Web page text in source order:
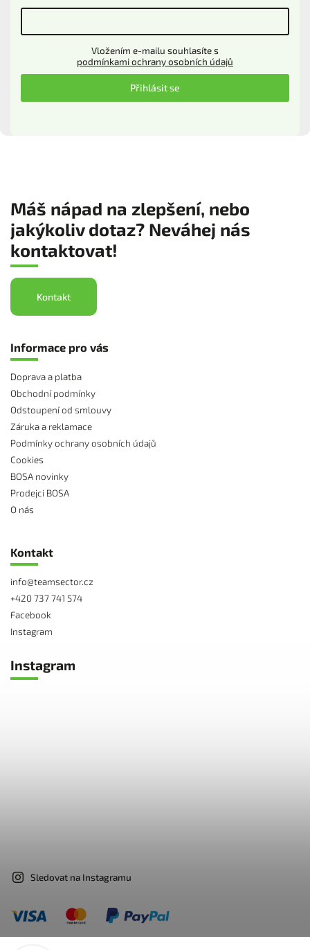
podmínkami ochrany osobních údajů
Přihlásit se
Máš nápad na zlepšení, nebo
jakýkoliv dotaz? Neváhej nás
kontaktovat!
Kontakt
Informace pro vás
Doprava a platba
Obchodní podmínky
Odstoupení od smlouvy
Záruka a reklamace
Podmínky ochrany osobních údajů
Cookies
BOSA novinky
Prodejci BOSA
O nás
Kontakt
info@teamsector.cz
+420 737 741 574
Facebook
Instagram
Instagram
Sledovat na Instagramu